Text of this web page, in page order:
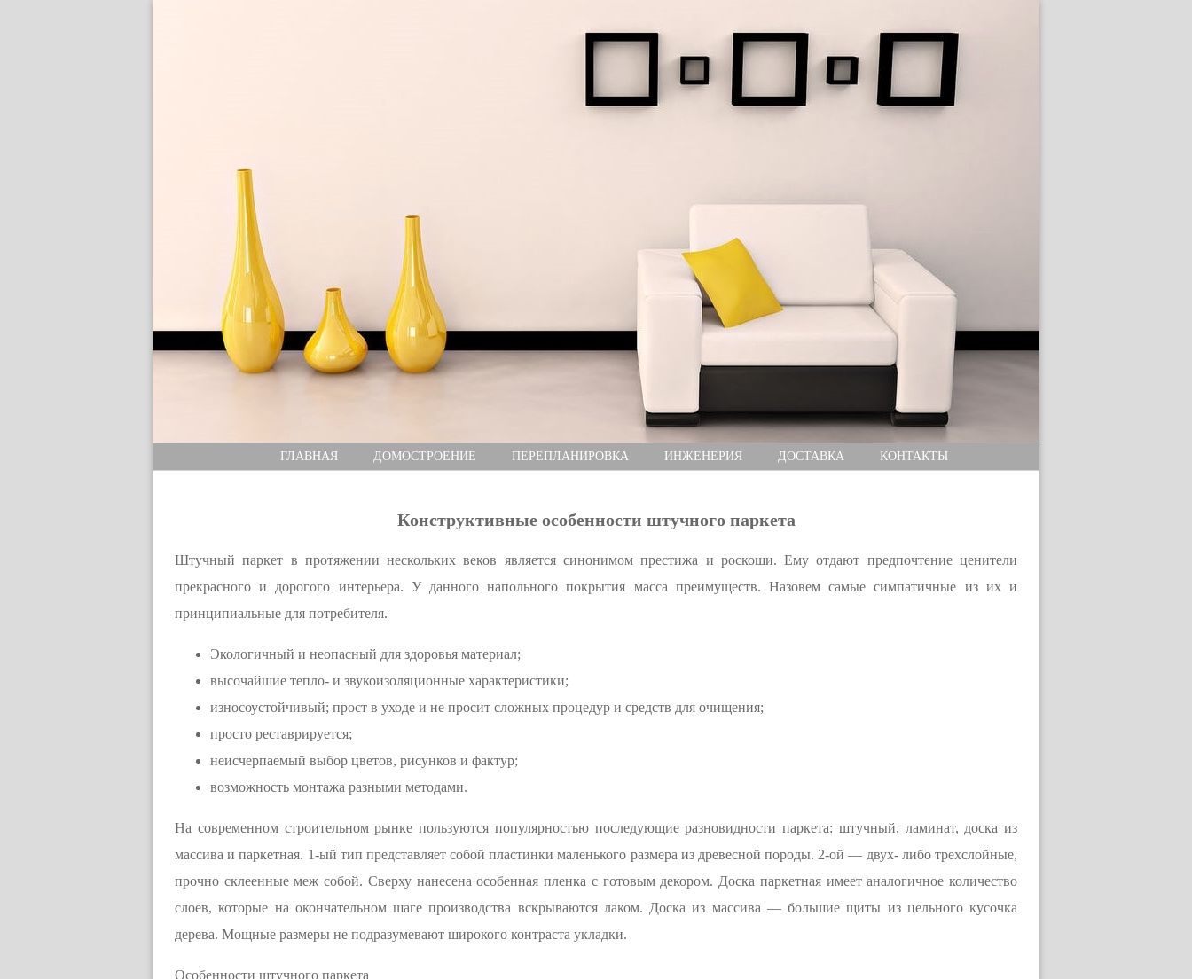
ГЛАВНАЯ ДОМОСТРОЕНИЕ ПЕРЕПЛАНИРОВКА ИНЖЕНЕРИЯ ДОСТАВКА КОНТАКТЫ
Конструктивные особенности штучного паркета
Штучный паркет в протяжении нескольких веков является синонимом престижа и роскоши. Ему отдают предпочтение ценители
прекрасного и дорогого интерьера. У данного напольного покрытия масса преимуществ. Назовем самые симпатичные из их и
принципиальные для потребителя.
Экологичный и неопасный для здоровья материал;
высочайшие тепло- и звукоизоляционные характеристики;
износоустойчивый; прост в уходе и не просит сложных процедур и средств для очищения;
просто реставрируется;
неисчерпаемый выбор цветов, рисунков и фактур;
возможность монтажа разными методами.
На современном строительном рынке пользуются популярностью последующие разновидности паркета: штучный, ламинат, доска из
массива и паркетная. 1-ый тип представляет собой пластинки маленького размера из древесной породы. 2-ой — двух- либо трехслойные,
прочно склеенные меж собой. Сверху нанесена особенная пленка с готовым декором. Доска паркетная имеет аналогичное количество
слоев, которые на окончательном шаге производства вскрываются лаком. Доска из массива — большие щиты из цельного кусочка
дерева. Мощные размеры не подразумевают широкого контраста укладки.
Особенности штучного паркета